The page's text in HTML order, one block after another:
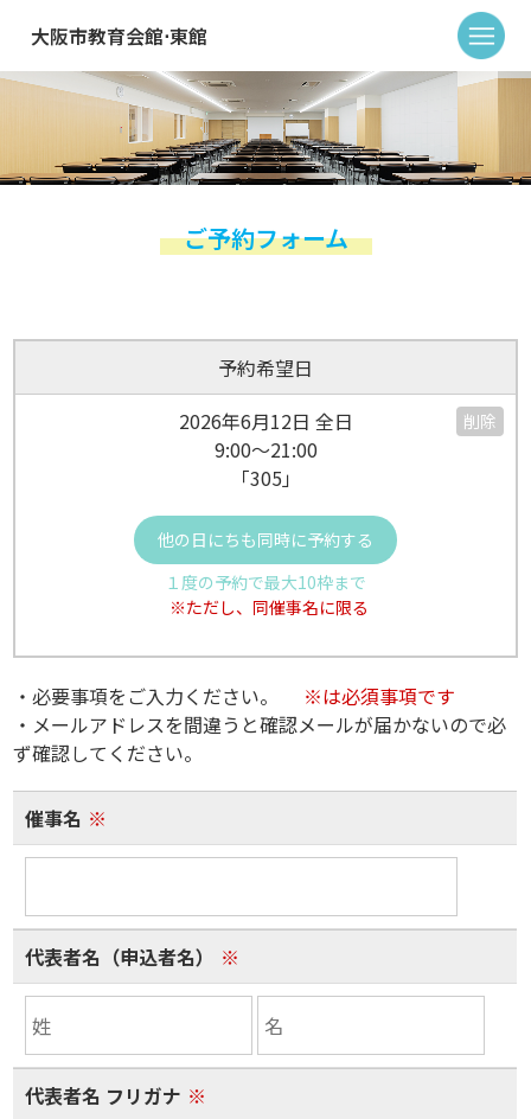
大阪市教育会館⋅東館
ご予約フォーム
予約希望日
2026年6月12日 全日
9:00～21:00
「305」
削除
他の日にちも同時に予約する
１度の予約で最大10枠まで
※ただし、同催事名に限る
・必要事項をご入力ください。
※は必須事項です
・メールアドレスを間違うと確認メールが届かないので必
ず確認してください。
催事名 ※
代表者名（申込者名） ※
代表者名 フリガナ ※